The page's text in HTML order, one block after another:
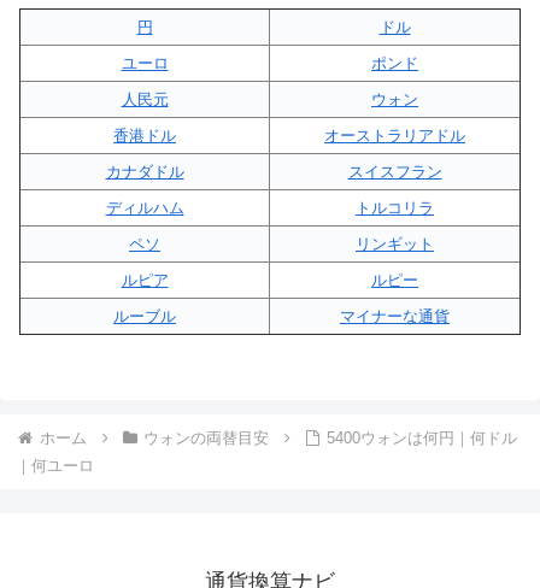
円
ドル
ユーロ
ポンド
人民元
ウォン
香港ドル
オーストラリアドル
カナダドル
スイスフラン
ディルハム
トルコリラ
ペソ
リンギット
ルピア
ルピー
ルーブル
マイナーな通貨
ホーム ウォンの両替目安
5400ウォンは何円｜何ドル
｜何ユーロ
通貨換算ナビ